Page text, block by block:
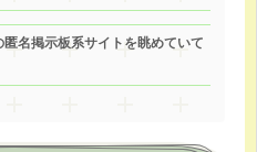
名掲示板系サイトを眺めていて